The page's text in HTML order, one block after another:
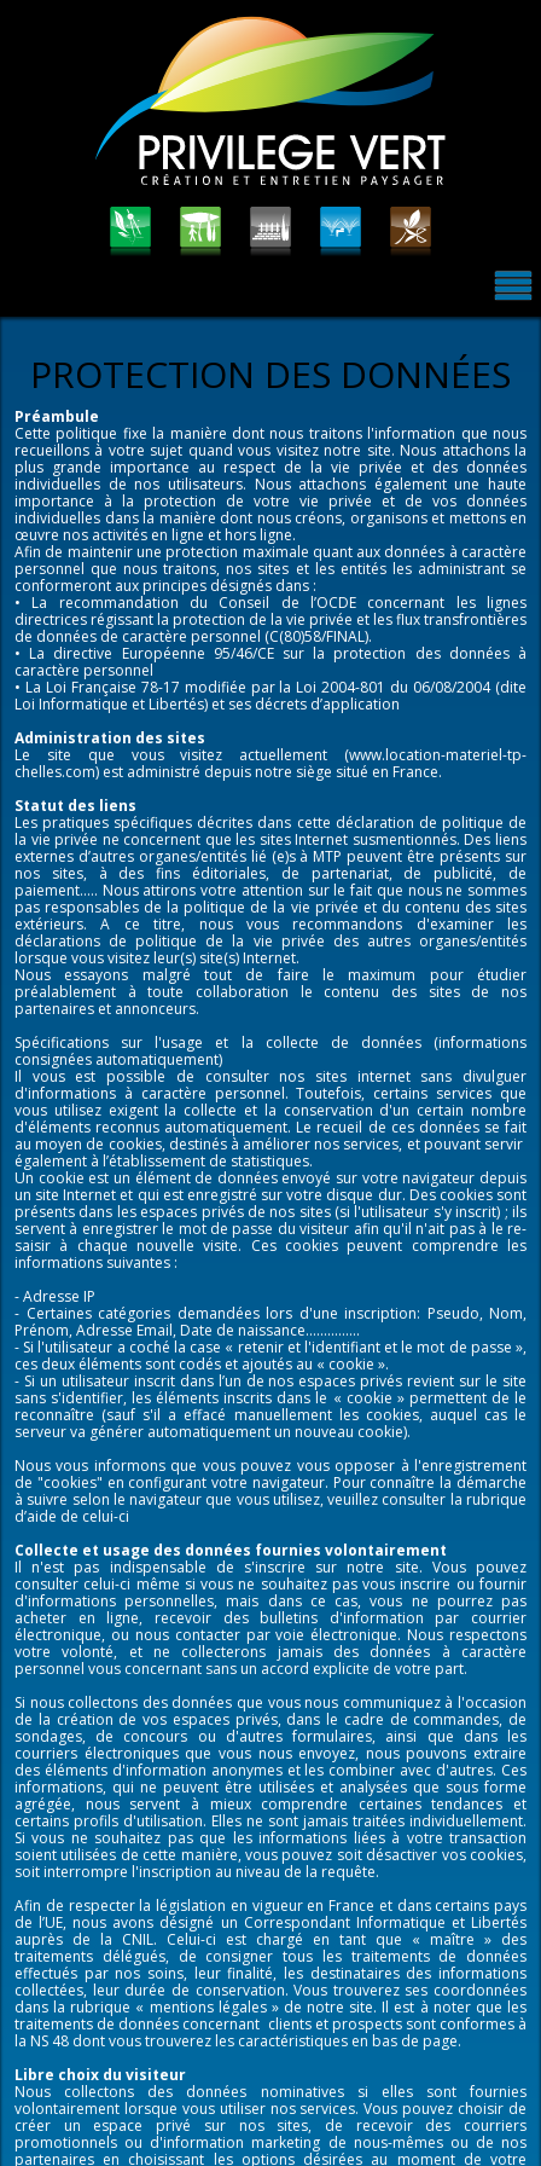
PROTECTION DES DONNÉES
Préambule
Cette politique fixe la manière dont nous traitons l'information que nous
recueillons à votre sujet quand vous visitez notre site. Nous attachons la
plus grande importance au respect de la vie privée et des données
individuelles de nos utilisateurs. Nous attachons également une haute
importance à la protection de votre vie privée et de vos données
individuelles dans la manière dont nous créons, organisons et mettons en
œuvre nos activités en ligne et hors ligne.
Afin de maintenir une protection maximale quant aux données à caractère
personnel que nous traitons, nos sites et les entités les administrant se
conformeront aux principes désignés dans :
• La recommandation du Conseil de l’OCDE concernant les lignes
directrices régissant la protection de la vie privée et les flux transfrontières
de données de caractère personnel (C(80)58/FINAL).
• La directive Européenne 95/46/CE sur la protection des données à
caractère personnel
• La Loi Française 78-17 modifiée par la Loi 2004-801 du 06/08/2004 (dite
Loi Informatique et Libertés) et ses décrets d’application
Administration des sites
Le site que vous visitez actuellement (www.location-materiel-tp-
chelles.com) est administré depuis notre siège situé en France.
Statut des liens
Les pratiques spécifiques décrites dans cette déclaration de politique de
la vie privée ne concernent que les sites Internet susmentionnés. Des liens
externes d’autres organes/entités lié (e)s à MTP peuvent être présents sur
nos sites, à des fins éditoriales, de partenariat, de publicité, de
paiement….. Nous attirons votre attention sur le fait que nous ne sommes
pas responsables de la politique de la vie privée et du contenu des sites
extérieurs. A ce titre, nous vous recommandons d'examiner les
déclarations de politique de la vie privée des autres organes/entités
lorsque vous visitez leur(s) site(s) Internet.
Nous essayons malgré tout de faire le maximum pour étudier
préalablement à toute collaboration le contenu des sites de nos
partenaires et annonceurs.
Spécifications sur l'usage et la collecte de données (informations
consignées automatiquement)
Il vous est possible de consulter nos sites internet sans divulguer
d'informations à caractère personnel. Toutefois, certains services que
vous utilisez exigent la collecte et la conservation d'un certain nombre
d'éléments reconnus automatiquement. Le recueil de ces données se fait
au moyen de cookies, destinés à améliorer nos services, et pouvant servir
également à l’établissement de statistiques.
Un cookie est un élément de données envoyé sur votre navigateur depuis
un site Internet et qui est enregistré sur votre disque dur. Des cookies sont
présents dans les espaces privés de nos sites (si l'utilisateur s'y inscrit) ; ils
servent à enregistrer le mot de passe du visiteur afin qu'il n'ait pas à le re-
saisir à chaque nouvelle visite. Ces cookies peuvent comprendre les
informations suivantes :
- Adresse IP
- Certaines catégories demandées lors d'une inscription: Pseudo, Nom,
Prénom, Adresse Email, Date de naissance...............
- Si l'utilisateur a coché la case « retenir et l'identifiant et le mot de passe »,
ces deux éléments sont codés et ajoutés au « cookie ».
- Si un utilisateur inscrit dans l’un de nos espaces privés revient sur le site
sans s'identifier, les éléments inscrits dans le « cookie » permettent de le
reconnaître (sauf s'il a effacé manuellement les cookies, auquel cas le
serveur va générer automatiquement un nouveau cookie).
Nous vous informons que vous pouvez vous opposer à l'enregistrement
de "cookies" en configurant votre navigateur. Pour connaître la démarche
à suivre selon le navigateur que vous utilisez, veuillez consulter la rubrique
d’aide de celui-ci
Collecte et usage des données fournies volontairement
Il n'est pas indispensable de s'inscrire sur notre site. Vous pouvez
consulter celui-ci même si vous ne souhaitez pas vous inscrire ou fournir
d'informations personnelles, mais dans ce cas, vous ne pourrez pas
acheter en ligne, recevoir des bulletins d'information par courrier
électronique, ou nous contacter par voie électronique. Nous respectons
votre volonté, et ne collecterons jamais des données à caractère
personnel vous concernant sans un accord explicite de votre part.
Si nous collectons des données que vous nous communiquez à l'occasion
de la création de vos espaces privés, dans le cadre de commandes, de
sondages, de concours ou d'autres formulaires, ainsi que dans les
courriers électroniques que vous nous envoyez, nous pouvons extraire
des éléments d'information anonymes et les combiner avec d'autres. Ces
informations, qui ne peuvent être utilisées et analysées que sous forme
agrégée, nous servent à mieux comprendre certaines tendances et
certains profils d'utilisation. Elles ne sont jamais traitées individuellement.
Si vous ne souhaitez pas que les informations liées à votre transaction
soient utilisées de cette manière, vous pouvez soit désactiver vos cookies,
soit interrompre l'inscription au niveau de la requête.
Afin de respecter la législation en vigueur en France et dans certains pays
de l’UE, nous avons désigné un Correspondant Informatique et Libertés
auprès de la CNIL. Celui-ci est chargé en tant que « maître » des
traitements délégués, de consigner tous les traitements de données
effectués par nos soins, leur finalité, les destinataires des informations
collectées, leur durée de conservation. Vous trouverez ses coordonnées
dans la rubrique « mentions légales » de notre site. Il est à noter que les
traitements de données concernant clients et prospects sont conformes à
la NS 48 dont vous trouverez les caractéristiques en bas de page.
Libre choix du visiteur
Nous collectons des données nominatives si elles sont fournies
volontairement lorsque vous utiliser nos services. Vous pouvez choisir de
créer un espace privé sur nos sites, de recevoir des courriers
promotionnels ou d'information marketing de nous-mêmes ou de nos
partenaires en choisissant les options désirées au moment de votre